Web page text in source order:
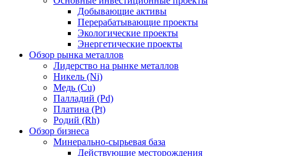
Добывающие активы
Перерабатывающие проекты
Экологические проекты
Энергетические проекты
Обзор рынка металлов
Лидерство на рынке металлов
Никель (Ni)
Медь (Cu)
Палладий (Pd)
Платина (Pt)
Родий (Rh)
Обзор бизнеса
Минерально-сырьевая база
Действующие месторождения